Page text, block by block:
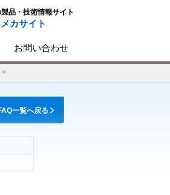
品・技術情報サイト
カサイト
お問い合わせ
一覧へ戻る